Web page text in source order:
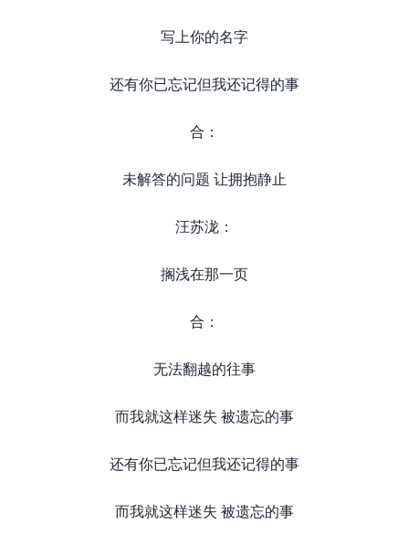
写上你的名字
还有你已忘记但我还记得的事
合：
未解答的问题 让拥抱静止
汪苏泷：
搁浅在那一页
合：
无法翻越的往事
而我就这样迷失 被遗忘的事
还有你已忘记但我还记得的事
而我就这样迷失 被遗忘的事